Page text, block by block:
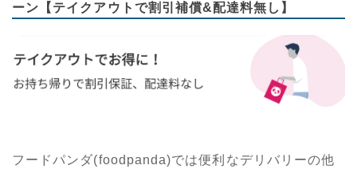
ーン【テイクアウトで割引補償&配達料無し】
フードパンダ(foodpanda)では便利なデリバリーの他